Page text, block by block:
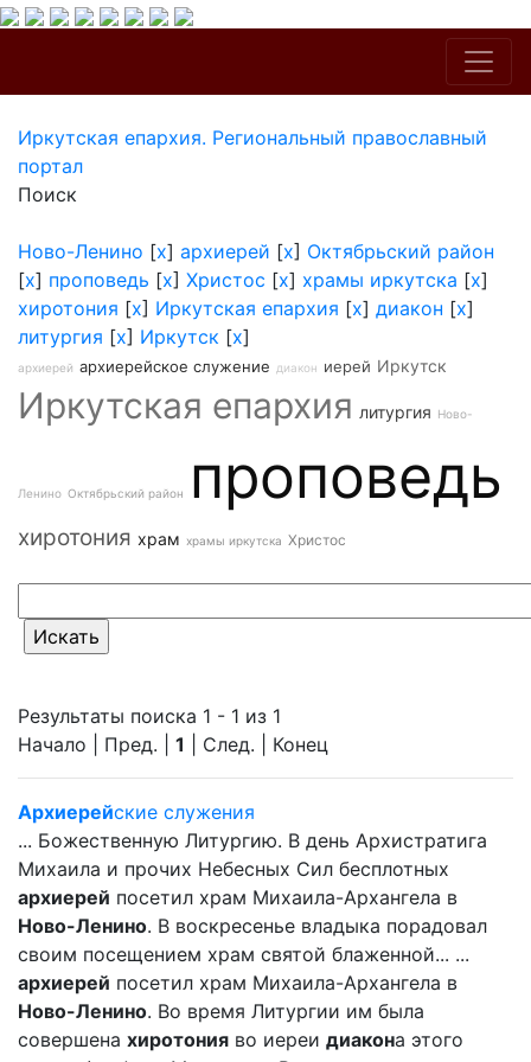
Иркутская епархия. Региональный православный
портал
Поиск
Ново-Ленино [x] архиерей [x] Октябрьский район
[x] проповедь [x] Христос [x] храмы иркутска [x]
хиротония [x] Иркутская епархия [x] диакон [x]
литургия [x] Иркутск [x]
архиерей архиерейское служение диакон иерей Иркутск
Иркутская епархия литургия Ново-
Ленино Октябрьский район проповедь
хиротония храм храмы иркутска Христос
Результаты поиска 1 - 1 из 1
Начало | Пред. | 1 | След. | Конец
Архиерейские служения
... Божественную Литургию. В день Архистратига
Михаила и прочих Небесных Сил бесплотных
архиерей посетил храм Михаила-Архангела в
Ново-Ленино. В воскресенье владыка порадовал
своим посещением храм святой блаженной... ...
архиерей посетил храм Михаила-Архангела в
Ново-Ленино. Во время Литургии им была
совершена хиротония во иереи диакона этого